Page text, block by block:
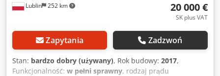
Lublin 252 km 20 000 €
SK plus VAT
Zapytania Zadzwoń
Stan: bardzo dobry (używany), Rok budowy: 2017,
Funkcjonalność: w pełni sprawny, rodzaj prądu